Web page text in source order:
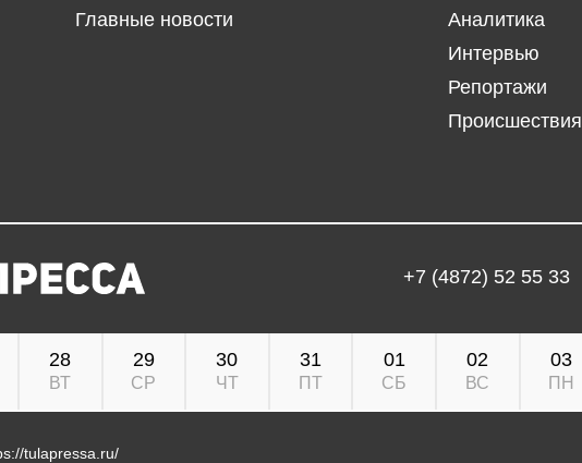
Главные новости
Аналитика
Интервью
Репортажи
Происшествия
+7 (4872) 52 55 33
28
ВТ
29
СР
30
ЧТ
31
ПТ
01
СБ
02
ВС
03
ПН
tulapressa.ru/